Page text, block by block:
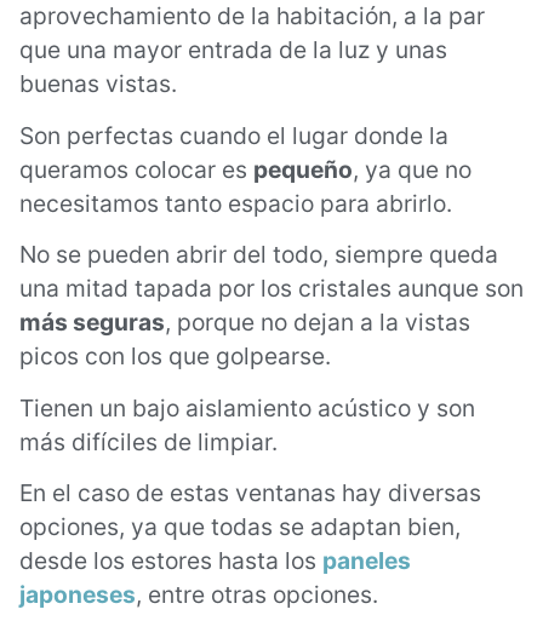
aprovechamiento de la habitación, a la par
que una mayor entrada de la luz y unas
buenas vistas.
Son perfectas cuando el lugar donde la
queramos colocar es pequeño, ya que no
necesitamos tanto espacio para abrirlo.
No se pueden abrir del todo, siempre queda
una mitad tapada por los cristales aunque son
más seguras, porque no dejan a la vistas
picos con los que golpearse.
Tienen un bajo aislamiento acústico y son
más difíciles de limpiar.
En el caso de estas ventanas hay diversas
opciones, ya que todas se adaptan bien,
desde los estores hasta los paneles
japoneses, entre otras opciones.